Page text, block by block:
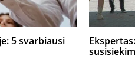
5 svarbiausi